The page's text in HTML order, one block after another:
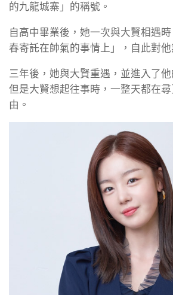
的九龍城寨」的稱號。
自高中畢業後，她一次與大賢相遇
春寄託在帥氣的事情上」，自此對他
三年後，她與大賢重遇，並進入了他
但是大賢想起往事時，一整天都在
由。